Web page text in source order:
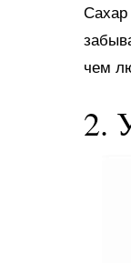
Сахар
чем
2.